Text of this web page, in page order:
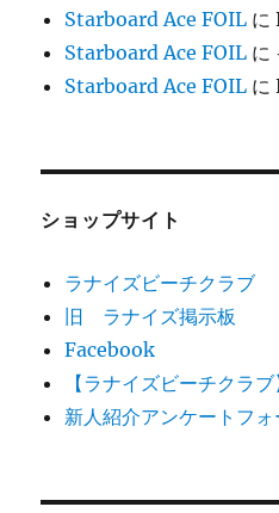
Starboard Ace FOIL に
Starboard Ace FOIL に
Starboard Ace FOIL に
ショップサイト
ラナイズビーチクラブ
旧 ラナイズ掲示板
Facebook
【ラナイズビーチクラ
新人紹介アンケートフォ